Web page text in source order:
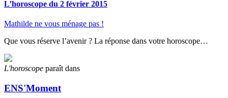
L’horoscope du 2 février 2015
Mathilde ne vous ménage pas !
Que vous réserve l’avenir ? La réponse dans votre horoscope…
L'horoscope paraît dans
ENS'Moment